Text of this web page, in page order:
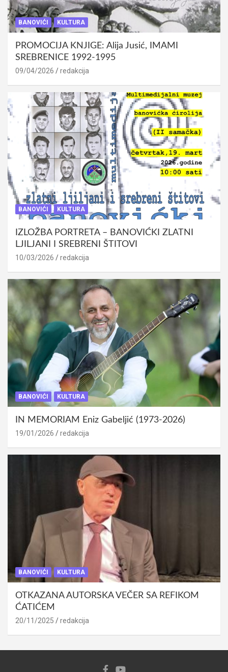
BANOVIĆI KULTURA
PROMOCIJA KNJIGE: Alija Jusić, IMAMI
SREBRENICE 1992-1995
09/04/2026 redakcija
BANOVIĆI KULTURA
IZLOŽBA PORTRETA – BANOVIĆKI ZLATNI
LJILJANI I SREBRENI ŠTITOVI
10/03/2026 redakcija
BANOVIĆI KULTURA
IN MEMORIAM Eniz Gabeljić (1973-2026)
19/01/2026 redakcija
BANOVIĆI KULTURA
OTKAZANA AUTORSKA VEČER SA REFIKOM
ĆATIĆEM
20/11/2025 redakcija